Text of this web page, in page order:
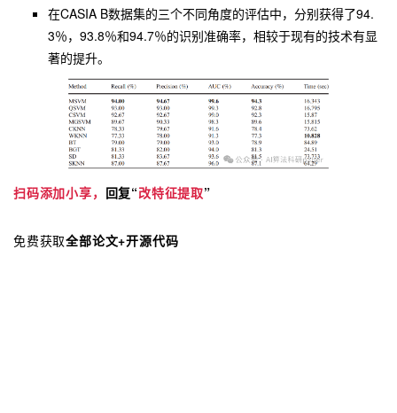
在CASIA B数据集的三个不同角度的评估中，分别获得了94.
3％，93.8％和94.7％的识别准确率，相较于现有的技术有显
著的提升。
扫码添加小享， 回复“改特征提取”
免费获取全部论文+开源代码